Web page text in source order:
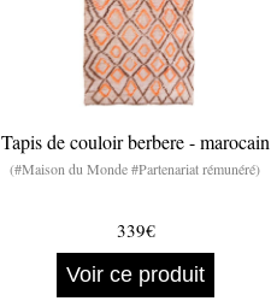
Tapis de couloir berbere - marocain
(#Maison du Monde #Partenariat rémunéré)
339€
Voir ce produit